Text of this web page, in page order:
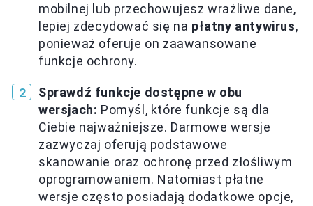
mobilnej lub przechowujesz wrażliwe dane,
lepiej zdecydować się na płatny antywirus,
ponieważ oferuje on zaawansowane
funkcje ochrony.
Sprawdź funkcje dostępne w obu
wersjach: Pomyśl, które funkcje są dla
Ciebie najważniejsze. Darmowe wersje
zazwyczaj oferują podstawowe
skanowanie oraz ochronę przed złośliwym
oprogramowaniem. Natomiast płatne
wersje często posiadają dodatkowe opcje,